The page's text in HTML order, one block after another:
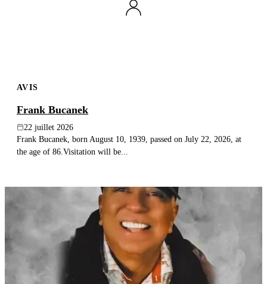
AVIS
Frank Bucanek
22 juillet 2026
Frank Bucanek, born August 10, 1939, passed on July 22, 2026, at
the age of 86.Visitation will be...